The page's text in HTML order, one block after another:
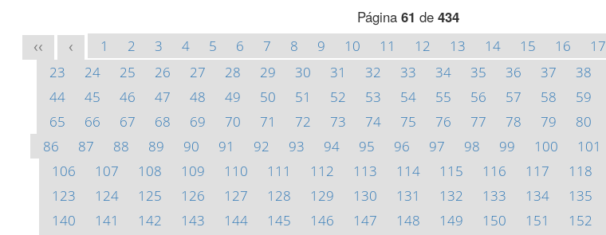
Página 61 de 434
<< < 1 2 3 4 5 6 7 8 9 10 11 12 13 14 15 16 17
23
24 25 26 27 28 29 30 31 32 33 34 35 36 37 38
44
45 46 47 48 49 50 51 52 53 54 55 56 57 58 59
65
66 67 68 69 70 71 72 73 74 75 76 77 78 79 80
86
87 88 89 90 91 92 93 94 95 96 97 98 99 100 101
106
107 108 109 110 111 112 113 114 115 116 117 118
123
124 125 126 127 128 129 130 131 132 133 134 135
140
141 142 143 144 145 146 147 148 149 150 151 152